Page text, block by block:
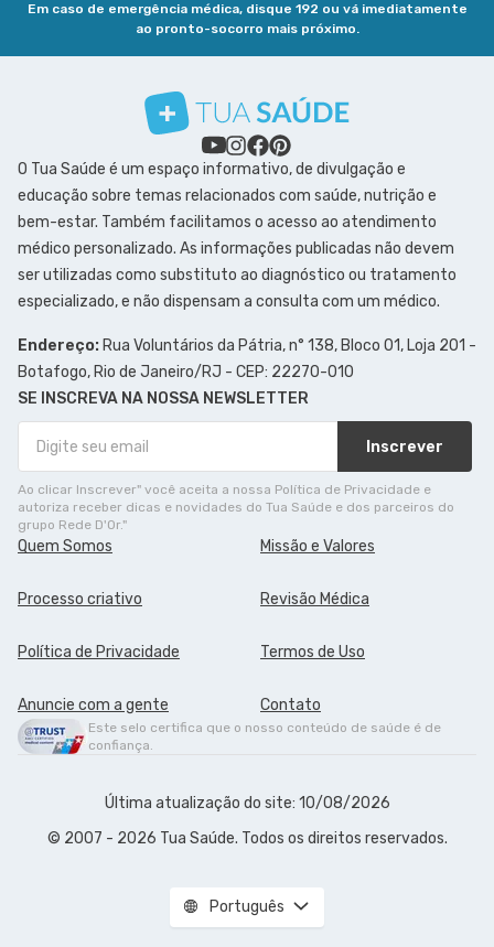
Em caso de emergência médica, disque 192 ou vá imediatamente
ao pronto-socorro mais próximo.
O Tua Saúde é um espaço informativo, de divulgação e
educação sobre temas relacionados com saúde, nutrição e
bem-estar. Também facilitamos o acesso ao atendimento
médico personalizado. As informações publicadas não devem
ser utilizadas como substituto ao diagnóstico ou tratamento
especializado, e não dispensam a consulta com um médico.
Endereço: Rua Voluntários da Pátria, n° 138, Bloco 01, Loja 201 -
Botafogo, Rio de Janeiro/RJ - CEP: 22270-010
SE INSCREVA NA NOSSA NEWSLETTER
Inscrever
Ao clicar Inscrever" você aceita a nossa Política de Privacidade e
autoriza receber dicas e novidades do Tua Saúde e dos parceiros do
grupo Rede D'Or."
Quem Somos Missão e Valores
Processo criativo Revisão Médica
Política de Privacidade Termos de Uso
Anuncie com a gente Contato
Este selo certifica que o nosso conteúdo de saúde é de
confiança.
Última atualização do site: 10/08/2026
© 2007 - 2026 Tua Saúde. Todos os direitos reservados.
Português